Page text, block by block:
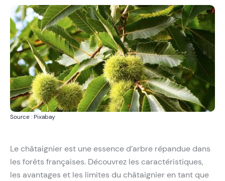
Source : Pixabay
Le châtaignier est une essence d’arbre répandue dans
les forêts françaises. Découvrez les caractéristiques,
les avantages et les limites du châtaignier en tant que